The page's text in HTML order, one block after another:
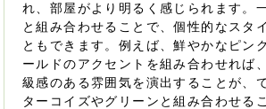
れ、部屋がより明るく感じられます。
と組み合わせることで、個性的なスタ
ともできます。例えば、鮮やかなピン
ールドのアクセントを組み合わせれば
級感のある雰囲気を演出することが、
ターコイズやグリーンと組み合わせる